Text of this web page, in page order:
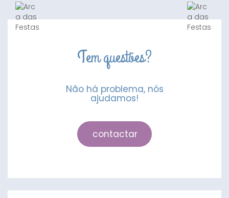
Tem questões?
Não há problema, nós
ajudamos!
contactar